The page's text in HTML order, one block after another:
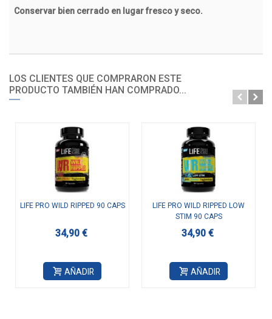
Conservar bien cerrado en lugar fresco y seco.
LOS CLIENTES QUE COMPRARON ESTE
PRODUCTO TAMBIÉN HAN COMPRADO...
LIFE PRO WILD RIPPED 90 CAPS
34,90 €
AÑADIR
LIFE PRO WILD RIPPED LOW
STIM 90 CAPS
34,90 €
AÑADIR